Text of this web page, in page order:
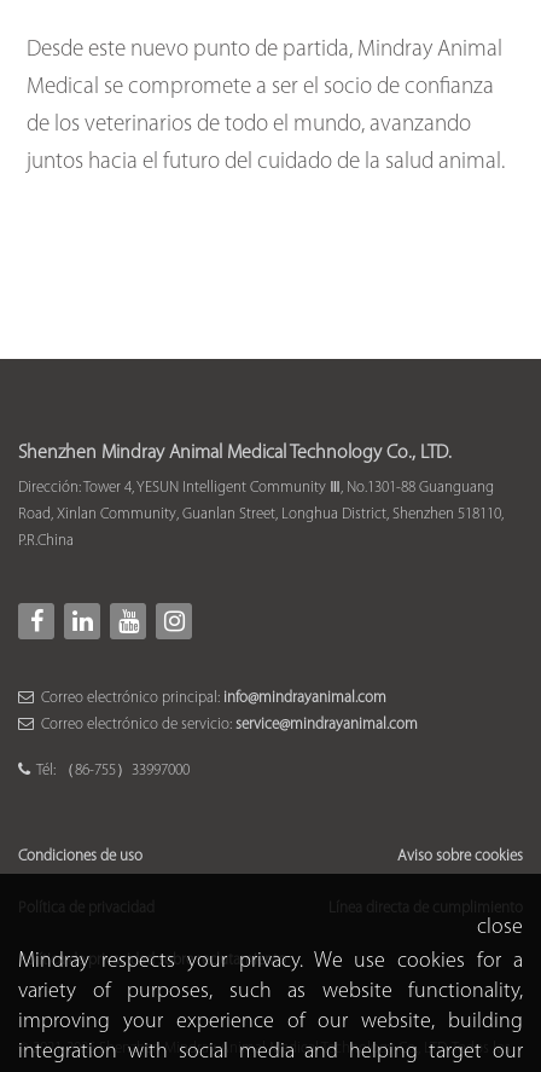
Desde este nuevo punto de partida, Mindray Animal
Medical se compromete a ser el socio de confianza
de los veterinarios de todo el mundo, avanzando
juntos hacia el futuro del cuidado de la salud animal.
Shenzhen Mindray Animal Medical Technology Co., LTD.
Dirección: Tower 4, YESUN Intelligent Community Ⅲ, No.1301-88 Guanguang
Road, Xinlan Community, Guanlan Street, Longhua District, Shenzhen 518110,
P.R.China
Correo electrónico principal: info@mindrayanimal.com
Correo electrónico de servicio: service@mindrayanimal.com
Tél: （86-755）33997000
Condiciones de uso Aviso sobre cookies
Política de privacidad sobre reclutamiento
© 2021-2026 Shenzhen Mindray Animal Medical Technology Co., LTD. Todos los
Mindray respects your privacy. We use cookies for a
variety of purposes, such as website functionality,
improving your experience of our website, building
integration with social media and helping target our
close